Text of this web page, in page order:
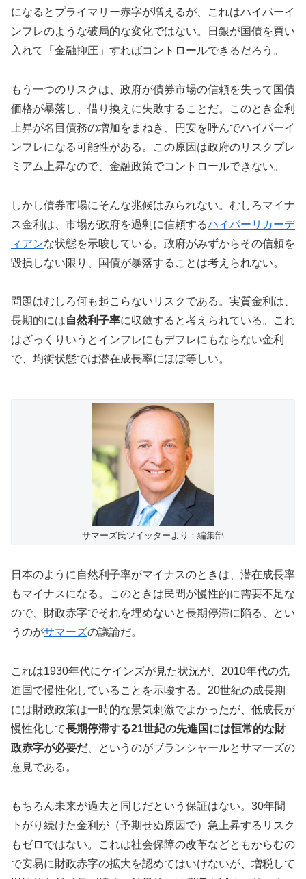
になるとプライマリー赤字が増えるが、これはハイパーイ
ンフレのような破局的な変化ではない。日銀が国債を買い
入れて「金融抑圧」すればコントロールできるだろう。
もう一つのリスクは、政府が債券市場の信頼を失って国債
価格が暴落し、借り換えに失敗することだ。このとき金利
上昇が名目債務の増加をまねき、円安を呼んでハイパーイ
ンフレになる可能性がある。この原因は政府のリスクプレ
ミアム上昇なので、金融政策でコントロールできない。
しかし債券市場にそんな兆候はみられない。むしろマイナ
ス金利は、市場が政府を過剰に信頼するハイパーリカーデ
ィアンな状態を示唆している。政府がみずからその信頼を
毀損しない限り、国債が暴落することは考えられない。
問題はむしろ何も起こらないリスクである。実質金利は、
長期的には自然利子率に収斂すると考えられている。これ
はざっくりいうとインフレにもデフレにもならない金利
で、均衡状態では潜在成長率にほぼ等しい。
サマーズ氏ツイッターより：編集部
日本のように自然利子率がマイナスのときは、潜在成長率
もマイナスになる。このときは民間が慢性的に需要不足な
ので、財政赤字でそれを埋めないと長期停滞に陥る、とい
うのがサマーズの議論だ。
これは1930年代にケインズが見た状況が、2010年代の先
進国で慢性化していることを示唆する。20世紀の成長期
には財政政策は一時的な景気刺激でよかったが、低成長が
慢性化して長期停滞する21世紀の先進国には恒常的な財
政赤字が必要だ、というのがブランシャールとサマーズの
意見である。
もちろん未来が過去と同じだという保証はない。30年間
下がり続けた金利が（予期せぬ原因で）急上昇するリスク
もゼロではない。これは社会保障の改革などともからむの
で安易に財政赤字の拡大を認めてはいけないが、増税して